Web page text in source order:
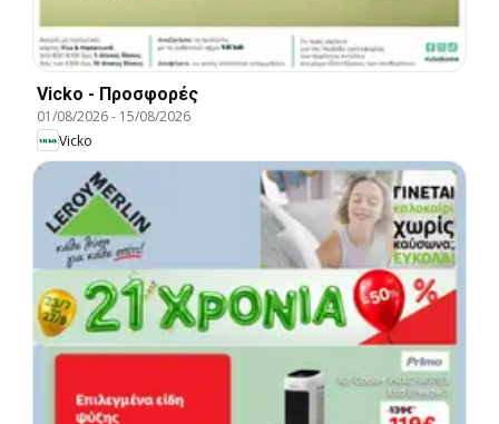
Vicko - Προσφορές
01/08/2026- 15/08/2026
Vicko